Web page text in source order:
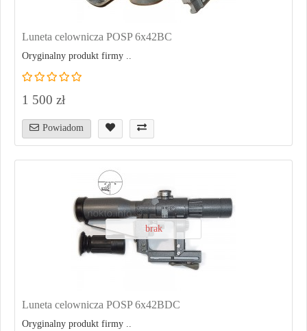
Luneta celownicza POSP 6x42BC
Oryginalny produkt firmy ..
1 500 zł
Powiadom
brak
Luneta celownicza POSP 6x42BDC
Oryginalny produkt firmy ..